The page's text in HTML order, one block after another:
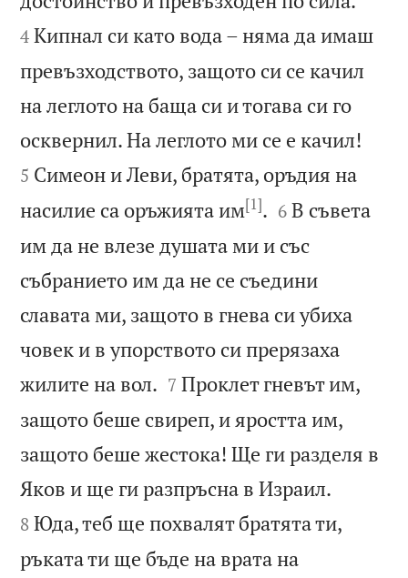
4 Кипнал си като вода – няма да имаш
превъзходството, защото си се качил
на леглото на баща си и тогава си го
осквернил. На леглото ми се е качил!
5 Симеон и Леви, братята, оръдия на
насилие са оръжията им[1]. 

6 В съвета
им да не влезе душата ми и със
събранието им да не се съедини
славата ми, защото в гнева си убиха
човек и в упорството си прерязаха
жилите на вол. 

7 Проклет гневът им,
защото беше свиреп, и яростта им,
защото беше жестока! Ще ги разделя в
Яков и ще ги разпръсна в Израил.
8 Юда, теб ще похвалят братята ти,
ръката ти ще бъде на врата на